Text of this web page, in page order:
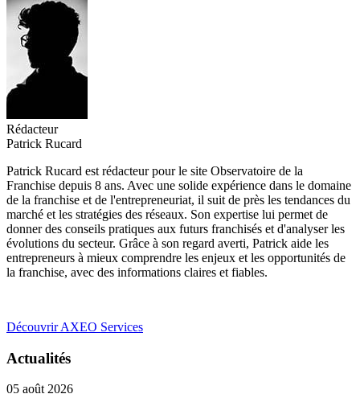
Rédacteur
Patrick Rucard
Patrick Rucard est rédacteur pour le site Observatoire de la
Franchise depuis 8 ans. Avec une solide expérience dans le domaine
de la franchise et de l'entrepreneuriat, il suit de près les tendances du
marché et les stratégies des réseaux. Son expertise lui permet de
donner des conseils pratiques aux futurs franchisés et d'analyser les
évolutions du secteur. Grâce à son regard averti, Patrick aide les
entrepreneurs à mieux comprendre les enjeux et les opportunités de
la franchise, avec des informations claires et fiables.
Découvrir AXEO Services
Actualités
05 août 2026